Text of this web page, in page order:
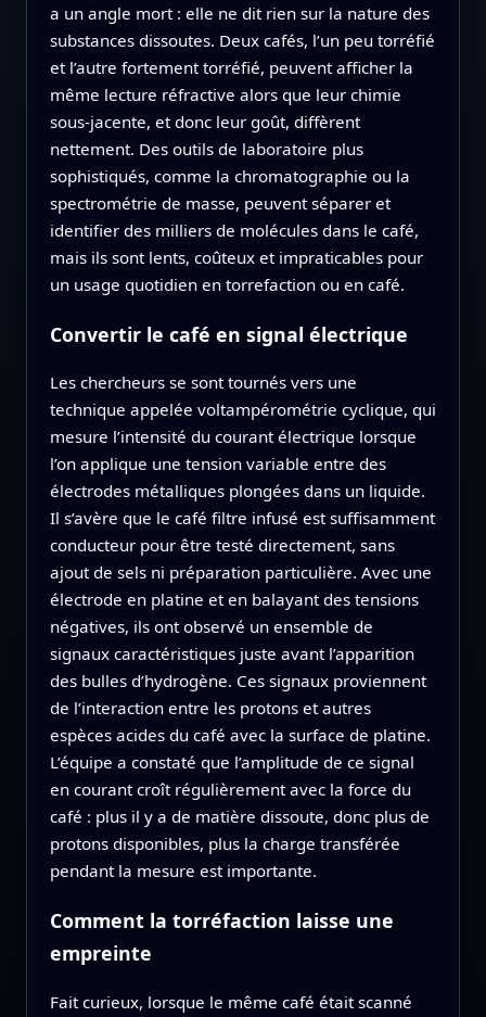
a un angle mort : elle ne dit rien sur la nature des
substances dissoutes. Deux cafés, l’un peu torréfié
et l’autre fortement torréfié, peuvent afficher la
même lecture réfractive alors que leur chimie
sous-jacente, et donc leur goût, diffèrent
nettement. Des outils de laboratoire plus
sophistiqués, comme la chromatographie ou la
spectrométrie de masse, peuvent séparer et
identifier des milliers de molécules dans le café,
mais ils sont lents, coûteux et impraticables pour
un usage quotidien en torrefaction ou en café.
Convertir le café en signal électrique
Les chercheurs se sont tournés vers une
technique appelée voltampérométrie cyclique, qui
mesure l’intensité du courant électrique lorsque
l’on applique une tension variable entre des
électrodes métalliques plongées dans un liquide.
Il s’avère que le café filtre infusé est suffisamment
conducteur pour être testé directement, sans
ajout de sels ni préparation particulière. Avec une
électrode en platine et en balayant des tensions
négatives, ils ont observé un ensemble de
signaux caractéristiques juste avant l’apparition
des bulles d’hydrogène. Ces signaux proviennent
de l’interaction entre les protons et autres
espèces acides du café avec la surface de platine.
L’équipe a constaté que l’amplitude de ce signal
en courant croît régulièrement avec la force du
café : plus il y a de matière dissoute, donc plus de
protons disponibles, plus la charge transférée
pendant la mesure est importante.
Comment la torréfaction laisse une
empreinte
Fait curieux, lorsque le même café était scanné